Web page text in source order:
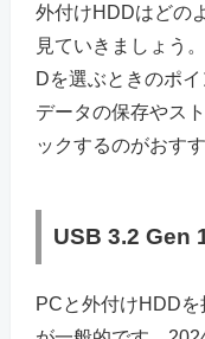
外付けHDDはどの
見ていきましょう
Dを選ぶときのポ
データの保存やス
ックするのがおすす
USB 3.2 Gen
PCと外付けHDD